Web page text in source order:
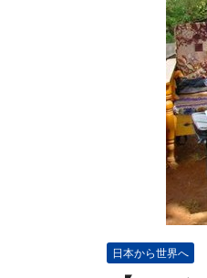
日本から世界へ